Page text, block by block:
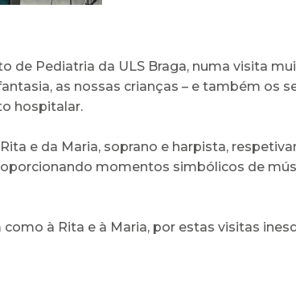
de Pediatria da ULS Braga, numa visita
as nossas crianças – e também os
hospitalar.
e da Maria, soprano e harpista,
momentos simbólicos de
à Rita e à Maria, por estas visitas